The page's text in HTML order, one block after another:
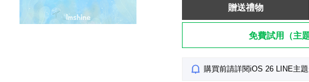
贈送禮物
免費試用（主
購買前請詳閱iOS 26 LINE主